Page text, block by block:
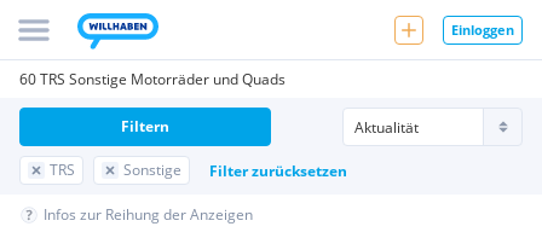
Einloggen
60 TRS Sonstige Motorräder und Quads
TRS Sonstige Filter zurücksetzen
Filtern
Infos zur Reihung der Anzeigen